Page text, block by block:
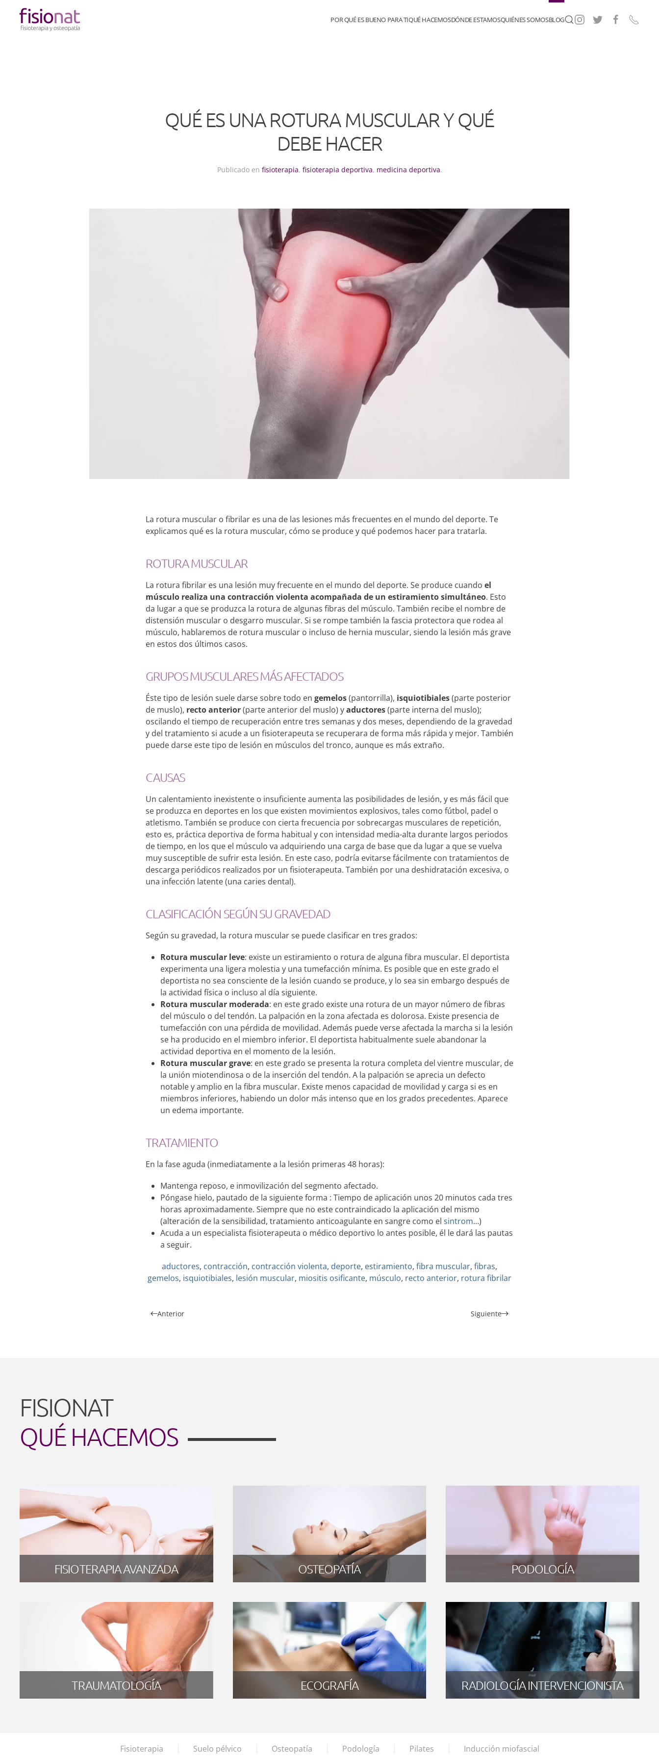
Skip to main content
POR QUÉ ES BUENO PARA TIQUÉ HACEMOSDÓNDE ESTAMOSQUIÉNES SOMOSBLOG
QUÉ ES UNA ROTURA MUSCULAR Y QUÉ
DEBE HACER
Publicado en fisioterapia, fisioterapia deportiva, medicina deportiva.
La rotura muscular o fibrilar es una de las lesiones más frecuentes en el mundo del deporte. Te
explicamos qué es la rotura muscular, cómo se produce y qué podemos hacer para tratarla.
ROTURA MUSCULAR
La rotura fibrilar es una lesión muy frecuente en el mundo del deporte. Se produce cuando el
músculo realiza una contracción violenta acompañada de un estiramiento simultáneo. Esto
da lugar a que se produzca la rotura de algunas fibras del músculo. También recibe el nombre de
distensión muscular o desgarro muscular. Si se rompe también la fascia protectora que rodea al
músculo, hablaremos de rotura muscular o incluso de hernia muscular, siendo la lesión más grave
en estos dos últimos casos.
GRUPOS MUSCULARES MÁS AFECTADOS
Éste tipo de lesión suele darse sobre todo en gemelos(pantorrilla), isquiotibiales(parte posterior
de muslo), recto anterior(parte anterior del muslo) yaductores(parte interna del muslo);
oscilando el tiempo de recuperación entre tres semanas y dos meses, dependiendo de la gravedad
y del tratamiento si acude a un fisioterapeuta se recuperara de forma más rápida y mejor. También
puede darse este tipo de lesión en músculos del tronco, aunque es más extraño.
CAUSAS
Un calentamiento inexistente o insuficiente aumenta las posibilidades de lesión, y es más fácil que
se produzca en deportes en los que existen movimientos explosivos, tales como fútbol, padel o
atletismo. También se produce con cierta frecuencia por sobrecargas musculares de repetición,
esto es, práctica deportiva de forma habitual y con intensidad media-alta durante largos periodos
de tiempo, en los que el músculo va adquiriendo una carga de base que da lugar a que se vuelva
muy susceptible de sufrir esta lesión. En este caso, podría evitarse fácilmente con tratamientos de
descarga periódicos realizados por un fisioterapeuta. También por una deshidratación excesiva, o
una infección latente (una caries dental).
CLASIFICACIÓN SEGÚN SU GRAVEDAD
Según su gravedad, la rotura muscular se puede clasificar en tres grados:
Rotura muscular leve: existe un estiramiento o rotura de alguna fibra muscular. El deportista
experimenta una ligera molestia y una tumefacción mínima. Es posible que en este grado el
deportista no sea consciente de la lesión cuando se produce, y lo sea sin embargo después de
la actividad física o incluso al día siguiente.
Rotura muscular moderada: en este grado existe una rotura de un mayor número de fibras
del músculo o del tendón. La palpación en la zona afectada es dolorosa. Existe presencia de
tumefacción con una pérdida de movilidad. Además puede verse afectada la marcha si la lesión
se ha producido en el miembro inferior. El deportista habitualmente suele abandonar la
actividad deportiva en el momento de la lesión.
Rotura muscular grave: en este grado se presenta la rotura completa del vientre muscular, de
la unión miotendinosa o de la inserción del tendón. A la palpación se aprecia un defecto
notable y amplio en la fibra muscular. Existe menos capacidad de movilidad y carga si es en
miembros inferiores, habiendo un dolor más intenso que en los grados precedentes. Aparece
un edema importante.
TRATAMIENTO
En la fase aguda (inmediatamente a la lesión primeras 48 horas):
Mantenga reposo, e inmovilización del segmento afectado.
Póngase hielo, pautado de la siguiente forma : Tiempo de aplicación unos 20 minutos cada tres
horas aproximadamente. Siempre que no este contraindicado la aplicación del mismo
(alteración de la sensibilidad, tratamiento anticoagulante en sangre como el sintrom…)
Acuda a un especialista fisioterapeuta o médico deportivo lo antes posible, él le dará las pautas
a seguir.
aductores, contracción, contracción violenta, deporte, estiramiento, fibra muscular, fibras,
gemelos, isquiotibiales, lesión muscular, miositis osificante, músculo, recto anterior, rotura fibrilar
Anterior Siguiente
FISIONAT
QUÉ HACEMOS
FISIOTERAPIA AVANZADA OSTEOPATÍA PODOLOGÍA
TRAUMATOLOGÍA ECOGRAFÍA RADIOLOGÍA INTERVENCIONISTA
Fisioterapia Suelo pélvico Osteopatía Podología Pilates Inducción miofascial